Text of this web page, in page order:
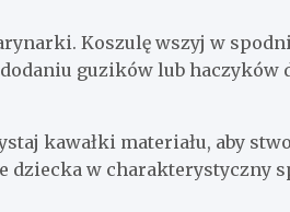
Koszulę wszyj w
guzików lub haczyków
kawałki materiału, aby
dziecka w charakterystyczny